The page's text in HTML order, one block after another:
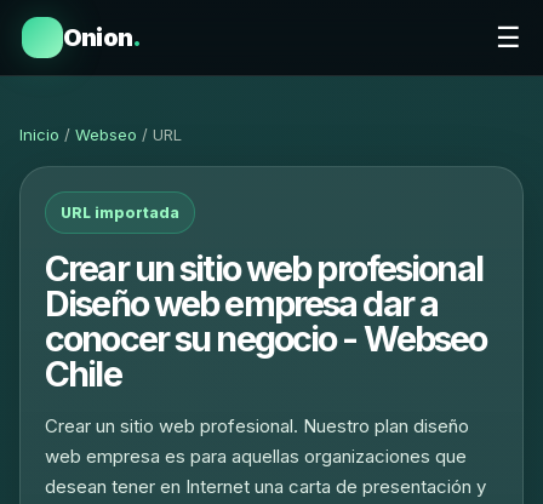
Onion. ☰
Inicio / Webseo / URL
URL importada
Crear un sitio web profesional
Diseño web empresa dar a
conocer su negocio - Webseo
Chile
Crear un sitio web profesional. Nuestro plan diseño
web empresa es para aquellas organizaciones que
desean tener en Internet una carta de presentación y